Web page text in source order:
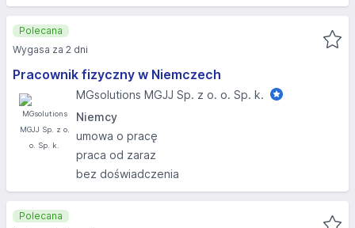
Pracownik fizyczny w Niemczech
MGsolutions MGJJ Sp. z o. o. Sp. k.
Niemcy
umowa o pracę
praca od zaraz
bez doświadczenia
Polecana
Wygasa za 2 dni
Polecana